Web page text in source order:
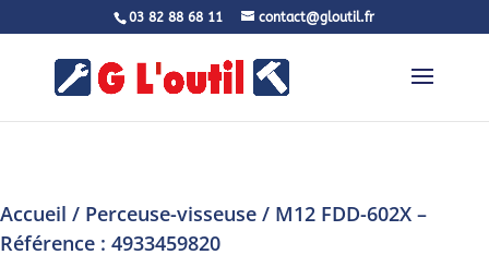
03 82 88 68 11 contact@gloutil.fr
Accueil / Perceuse-visseuse / M12 FDD-602X –
Référence : 4933459820